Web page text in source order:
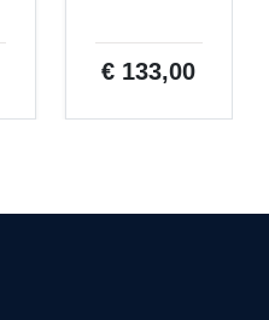
€ 133,00